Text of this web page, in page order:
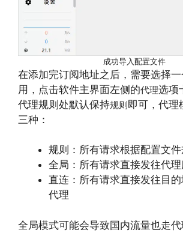
成功导入配置文件
在添加完订阅地址之后，需要选择
用，点击软件主界面左侧的代理选项
代理规则处默认保持规则 即可，代理
三种：
规则：所有请求根据配置文
全局：所有请求直接发往代
直连：所有请求直接发往目
代理
全局模式可能会导致国内流量也走